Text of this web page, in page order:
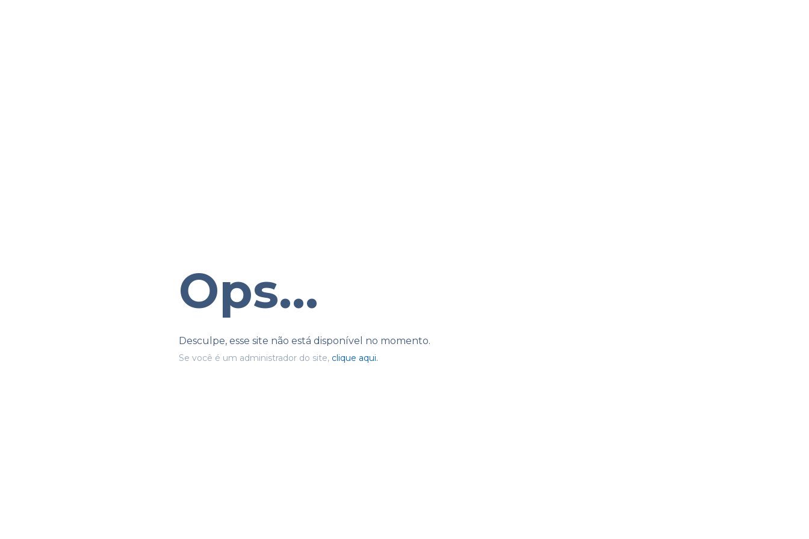
Ops...
Desculpe, esse site não está disponível no momento.
Se você é um administrador do site, clique aqui.